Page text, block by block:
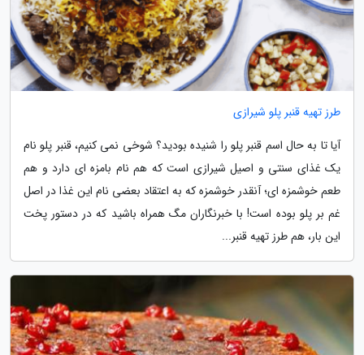
طرز تهیه قنبر پلو شیرازی
آیا تا به حال اسم قنبر پلو را شنیده بودید؟ شوخی نمی کنیم، قنبر پلو نام
یک غذای سنتی و اصیل شیرازی است که هم نام بامزه ای دارد و هم
طعم خوشمزه ای؛ آنقدر خوشمزه که به اعتقاد بعضی نام این غذا در اصل
غم بر پلو بوده است! با خبرنگاران مگ همراه باشید که در دستور پخت
این بار، هم طرز تهیه قنبر...